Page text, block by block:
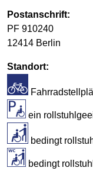
Postanschrift:
PF 910240
12414 Berlin
Standort:
ein
bedingt
bedingt